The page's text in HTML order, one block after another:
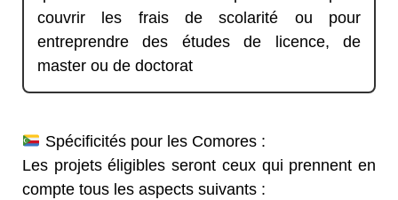
couvrir les frais de scolarité ou pour
entreprendre des études de licence, de
master ou de doctorat
Spécificités pour les Comores :
Les projets éligibles seront ceux qui prennent en
compte tous les aspects suivants :